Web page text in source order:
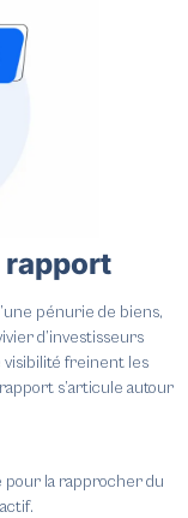
rapport
pénurie de biens,
d’investisseurs
visibilité freinent les
s’articule autour
pour la rapprocher du